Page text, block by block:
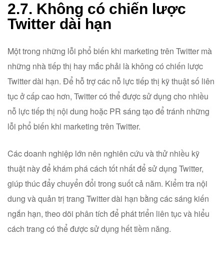
2.7. Không có chiến lược
Twitter dài hạn
Một trong những lỗi phổ biến khi marketing trên Twitter mà
những nhà tiếp thị hay mắc phải là không có chiến lược
Twitter dài hạn. Để hỗ trợ các nỗ lực tiếp thị kỹ thuật số liên
tục ở cấp cao hơn, Twitter có thể được sử dụng cho nhiều
nỗ lực tiếp thị nội dung hoặc PR sáng tạo để tránh những
lỗi phổ biến khi marketing trên Twitter.
Các doanh nghiệp lớn nên nghiên cứu và thử nhiều kỹ
thuật này để khám phá cách tốt nhất để sử dụng Twitter,
giúp thúc đẩy chuyển đổi trong suốt cả năm. Kiểm tra nội
dung và quản trị trang Twitter dài hạn bằng các sáng kiến
ngắn hạn, theo dõi phân tích để phát triển liên tục và hiểu
cách trang có thể được sử dụng hết tiềm năng.